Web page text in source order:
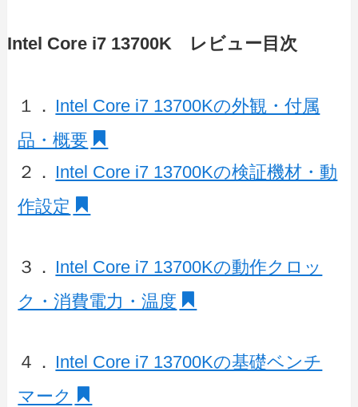
Intel Core i7 13700K レビュー目次
１． Intel Core i7 13700Kの外観・付属
品・概要
２． Intel Core i7 13700Kの検証機材・動
作設定
３． Intel Core i7 13700Kの動作クロッ
ク・消費電力・温度
４． Intel Core i7 13700Kの基礎ベンチ
マーク